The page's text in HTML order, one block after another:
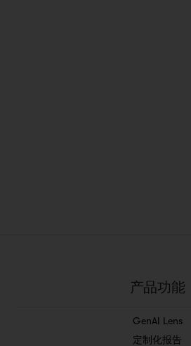
产品功能
GenAI Lens
定制化报告